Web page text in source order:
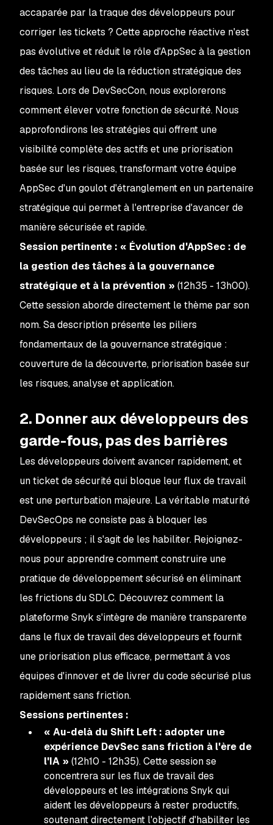
accaparée par la traque des développeurs pour
corriger les tickets ? Cette approche réactive n'est
pas évolutive et réduit le rôle d'AppSec à la gestion
des tâches au lieu de la réduction stratégique des
risques. Lors de DevSecCon, nous explorerons
comment élever votre fonction de sécurité. Nous
approfondirons les stratégies qui offrent une
visibilité complète des actifs et une priorisation
basée sur les risques, transformant votre équipe
AppSec d'un goulot d'étranglement en un partenaire
stratégique qui permet à l'entreprise d'avancer de
manière sécurisée et rapide.
Session pertinente : « Évolution d'AppSec : de
la gestion des tâches à la gouvernance
stratégique et à la prévention » (12h35 - 13h00).
Cette session aborde directement le thème par son
nom. Sa description présente les piliers
fondamentaux de la gouvernance stratégique :
couverture de la découverte, priorisation basée sur
les risques, analyse et application.
2. Donner aux développeurs des
garde-fous, pas des barrières
Les développeurs doivent avancer rapidement, et
un ticket de sécurité qui bloque leur flux de travail
est une perturbation majeure. La véritable maturité
DevSecOps ne consiste pas à bloquer les
développeurs ; il s'agit de les habiliter. Rejoignez-
nous pour apprendre comment construire une
pratique de développement sécurisé en éliminant
les frictions du SDLC. Découvrez comment la
plateforme Snyk s'intègre de manière transparente
dans le flux de travail des développeurs et fournit
une priorisation plus efficace, permettant à vos
équipes d'innover et de livrer du code sécurisé plus
rapidement sans friction.
Sessions pertinentes :
« Au-delà du Shift Left : adopter une
expérience DevSec sans friction à l'ère de
l'IA » (12h10 - 12h35). Cette session se
concentrera sur les flux de travail des
développeurs et les intégrations Snyk qui
aident les développeurs à rester productifs,
soutenant directement l'objectif d'habiliter les